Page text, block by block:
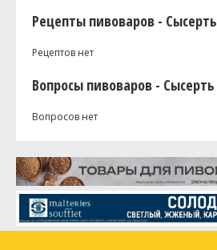
Рецепты пивоваров - Сысерть
Рецептов нет
Вопросы пивоваров - Сысерть
Вопросов нет